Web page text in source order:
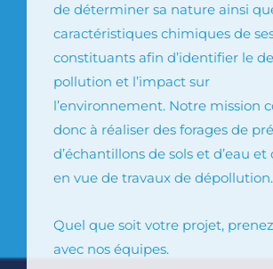
de déterminer sa nature ainsi
caractéristiques chimiques de
constituants afin d’identifier le
pollution et l’impact sur
l’environnement. Notre mission
donc à réaliser des forages de
d’échantillons de sols et d’eau et
en vue de travaux de dépollution.
Quel que soit votre projet,
avec nos équipes.